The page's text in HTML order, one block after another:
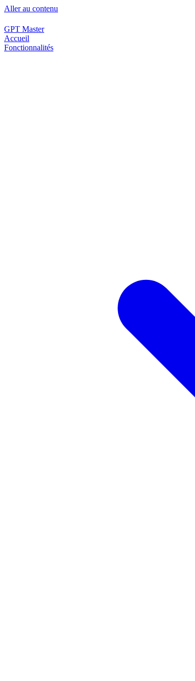
Aller au contenu
GPT Master
Accueil
Fonctionnalités